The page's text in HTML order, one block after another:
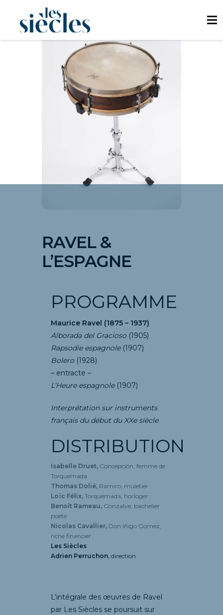
RAVEL &
L’ESPAGNE
PROGRAMME
Maurice Ravel (1875 – 1937)
Alborada del Gracioso (1905)
Rapsodie espagnole(1907)
Bolero (1928)
– entracte –
L’Heure espagnole(1907)
Interprétation sur instruments
français du début du XXe siècle
DISTRIBUTION
Isabelle Druet, Concepción, femme de
Torquemada
Thomas Dolié, Ramiro, muletier
Loïc Félix, Torquemada, horloger
Benoît Rameau, Gonzalve, bachelier
poète
Nicolas Cavallier, Don Iñigo Gomez,
riche financier
Les Siècles
Adrien Perruchon, direction
L’intégrale des œuvres de Ravel
par Les Siècles se poursuit sur